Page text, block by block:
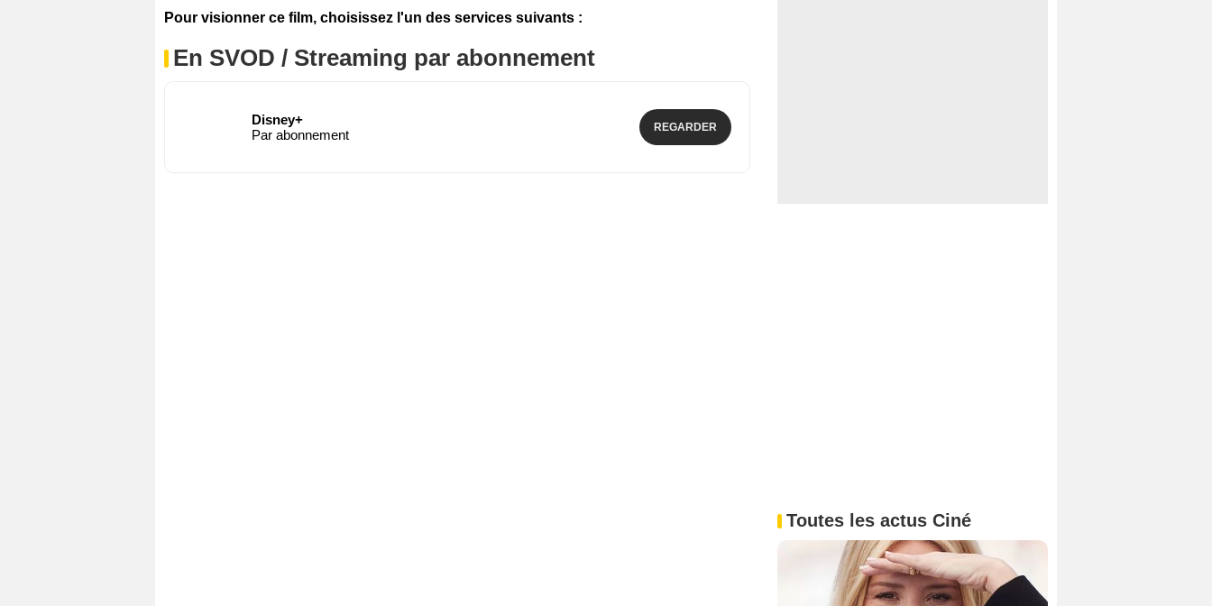
Pour visionner ce film, choisissez l'un des services suivants :
En SVOD / Streaming par abonnement
Disney+
Par abonnement
REGARDER
Toutes les actus Ciné